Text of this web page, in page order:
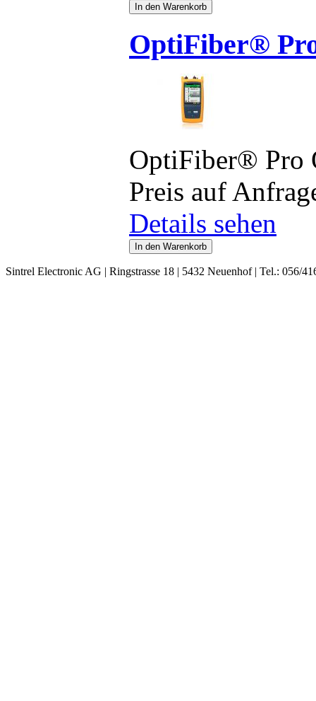
OptiFiber®
OptiFiber® Pro
Preis auf
Details sehen
Sintrel Electronic AG | Ringstrasse 18 | 5432 Neuenhof | Tel.: 056/